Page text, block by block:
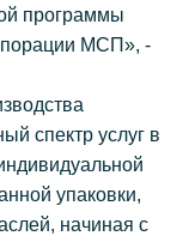
программы
МСП», -
спектр услуг в
упаковки,
начиная с